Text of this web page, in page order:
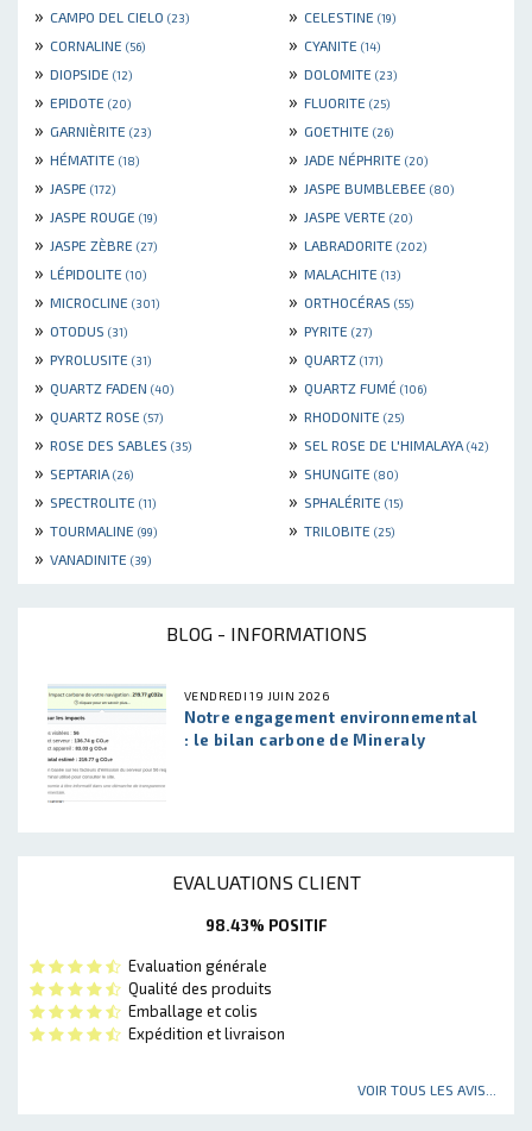
» CAMPO DEL CIELO (23) » CELESTINE (19)
» CORNALINE (56) » CYANITE (14)
» DIOPSIDE (12) » DOLOMITE (23)
» EPIDOTE (20) » FLUORITE (25)
» GARNIÈRITE (23) » GOETHITE (26)
» HÉMATITE (18) » JADE NÉPHRITE (20)
» JASPE (172) » JASPE BUMBLEBEE (80)
» JASPE ROUGE (19) » JASPE VERTE (20)
» JASPE ZÈBRE (27) » LABRADORITE (202)
» LÉPIDOLITE (10) » MALACHITE (13)
» MICROCLINE (301) » ORTHOCÉRAS (55)
» OTODUS (31) » PYRITE (27)
» PYROLUSITE (31) » QUARTZ (171)
» QUARTZ FADEN (40) » QUARTZ FUMÉ (106)
» QUARTZ ROSE (57) » RHODONITE (25)
» ROSE DES SABLES (35) » SEL ROSE DE L'HIMALAYA (42)
» SEPTARIA (26) » SHUNGITE (80)
» SPECTROLITE (11) » SPHALÉRITE (15)
» TOURMALINE (99) » TRILOBITE (25)
» VANADINITE (39)
BLOG - INFORMATIONS
VENDREDI 19 JUIN 2026
Notre engagement environnemental
: le bilan carbone de Mineraly
EVALUATIONS CLIENT
98.43% POSITIF
Evaluation générale
Qualité des produits
Emballage et colis
Expédition et livraison
VOIR TOUS LES AVIS...